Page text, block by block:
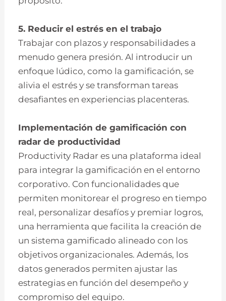
5. Reducir el estrés en el trabajo
Trabajar con plazos y responsabilidades a
menudo genera presión. Al introducir un
enfoque lúdico, como la gamificación, se
alivia el estrés y se transforman tareas
desafiantes en experiencias placenteras.
Implementación de gamificación con
radar de productividad
Productivity Radar es una plataforma ideal
para integrar la gamificación en el entorno
corporativo. Con funcionalidades que
permiten monitorear el progreso en tiempo
real, personalizar desafíos y premiar logros,
una herramienta que facilita la creación de
un sistema gamificado alineado con los
objetivos organizacionales. Además, los
datos generados permiten ajustar las
estrategias en función del desempeño y
compromiso del equipo.